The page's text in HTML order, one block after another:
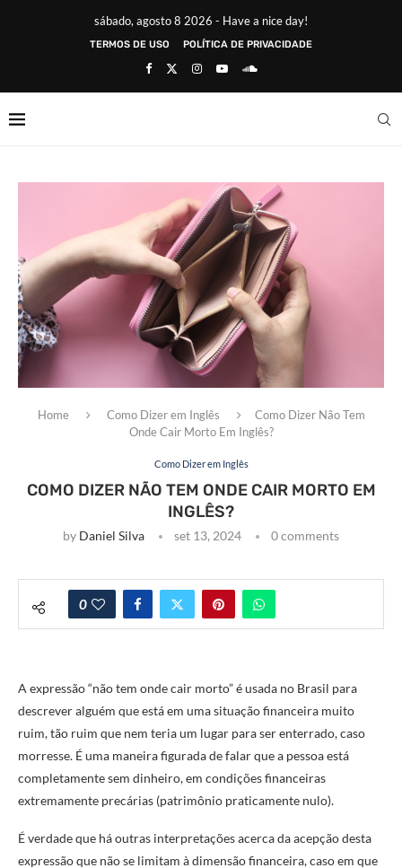
sábado, agosto 8 2026 - Have a nice day!
TERMOS DE USO POLÍTICA DE PRIVACIDADE
Home Como Dizer em Inglês
Como Dizer Não Tem
Onde Cair Morto Em Inglês?
Como Dizer em Inglês
COMO DIZER NÃO TEM ONDE CAIR MORTO EM
INGLÊS?
by Daniel Silva set 13, 2024 0 comments
0
A expressão “não tem onde cair morto” é usada no Brasil para
descrever alguém que está em uma situação financeira muito
ruim, tão ruim que nem teria um lugar para ser enterrado, caso
morresse. É uma maneira figurada de falar que a pessoa está
completamente sem dinheiro, em condições financeiras
extremamente precárias (patrimônio praticamente nulo).
É verdade que há outras interpretações acerca da acepção desta
expressão que não se limitam à dimensão financeira, caso em que